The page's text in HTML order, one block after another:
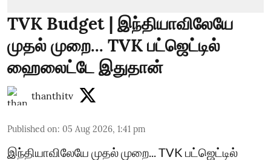
TVK Budget | இந்தியாவிலேயே
முதல் முறை... TVK பட்ஜெட்டில்
ஹைலைட்டே இதுதான்
thanthitv
Published on: 05 Aug 2026, 1:41 pm
இந்தியாவிலேயே முதல் முறை... TVK பட்ஜெட்டில்